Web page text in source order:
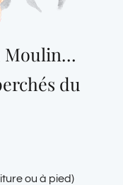
Moulin…
du
ou à pied)